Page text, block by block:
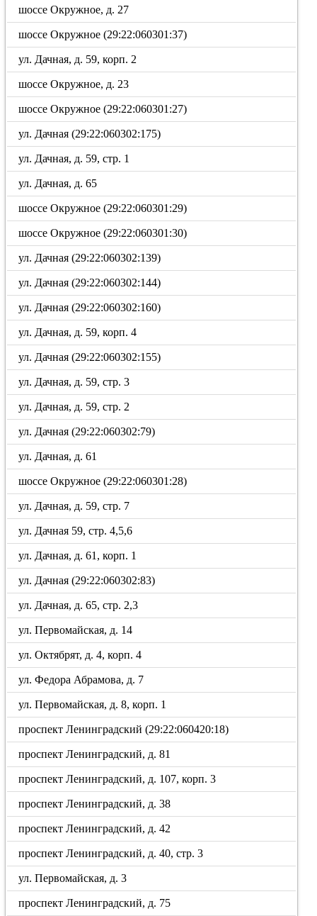
шоссе Окружное, д. 27
шоссе Окружное (29:22:060301:37)
ул. Дачная, д. 59, корп. 2
шоссе Окружное, д. 23
шоссе Окружное (29:22:060301:27)
ул. Дачная (29:22:060302:175)
ул. Дачная, д. 59, стр. 1
ул. Дачная, д. 65
шоссе Окружное (29:22:060301:29)
шоссе Окружное (29:22:060301:30)
ул. Дачная (29:22:060302:139)
ул. Дачная (29:22:060302:144)
ул. Дачная (29:22:060302:160)
ул. Дачная, д. 59, корп. 4
ул. Дачная (29:22:060302:155)
ул. Дачная, д. 59, стр. 3
ул. Дачная, д. 59, стр. 2
ул. Дачная (29:22:060302:79)
ул. Дачная, д. 61
шоссе Окружное (29:22:060301:28)
ул. Дачная, д. 59, стр. 7
ул. Дачная 59, стр. 4,5,6
ул. Дачная, д. 61, корп. 1
ул. Дачная (29:22:060302:83)
ул. Дачная, д. 65, стр. 2,3
ул. Первомайская, д. 14
ул. Октябрят, д. 4, корп. 4
ул. Федора Абрамова, д. 7
ул. Первомайская, д. 8, корп. 1
проспект Ленинградский (29:22:060420:18)
проспект Ленинградский, д. 81
проспект Ленинградский, д. 107, корп. 3
проспект Ленинградский, д. 38
проспект Ленинградский, д. 42
проспект Ленинградский, д. 40, стр. 3
ул. Первомайская, д. 3
проспект Ленинградский, д. 75